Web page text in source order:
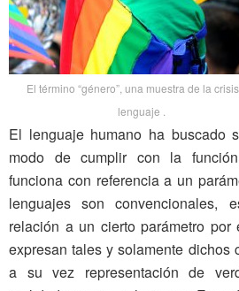
El término “género”, una muestra de la
lenguaje .
El lenguaje humano ha buscado
modo de cumplir con la
funciona con referencia a un
lenguajes son convencionales,
relación a un cierto parámetro
expresan tales y solamente dichos
a su vez representación de